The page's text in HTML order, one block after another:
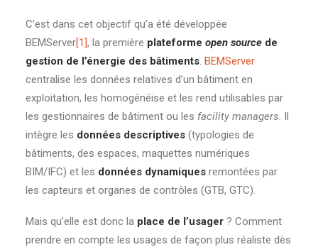
C’est dans cet objectif qu’a été développée
BEMServer[1], la première plateforme open source de
gestion de l’énergie des bâtiments. BEMServer
centralise les données relatives d’un bâtiment en
exploitation, les homogénéise et les rend utilisables par
les gestionnaires de bâtiment ou les facility managers. Il
intègre les données descriptives (typologies de
bâtiments, des espaces, maquettes numériques
BIM/IFC) et les données dynamiques remontées par
les capteurs et organes de contrôles (GTB, GTC).
Mais qu’elle est donc la place de l’usager ? Comment
prendre en compte les usages de façon plus réaliste dès